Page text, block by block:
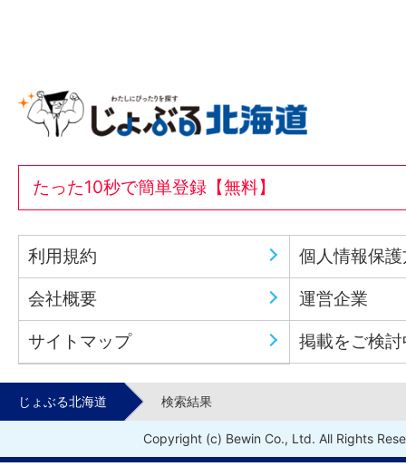
たった10秒で簡単登録【無料】
利用規約 個人情報保
会社概要 運営企業
サイトマップ 掲載をご検
じょぶる北海道 検索結果
Copyright (c) Bewin Co., Ltd. All Rights